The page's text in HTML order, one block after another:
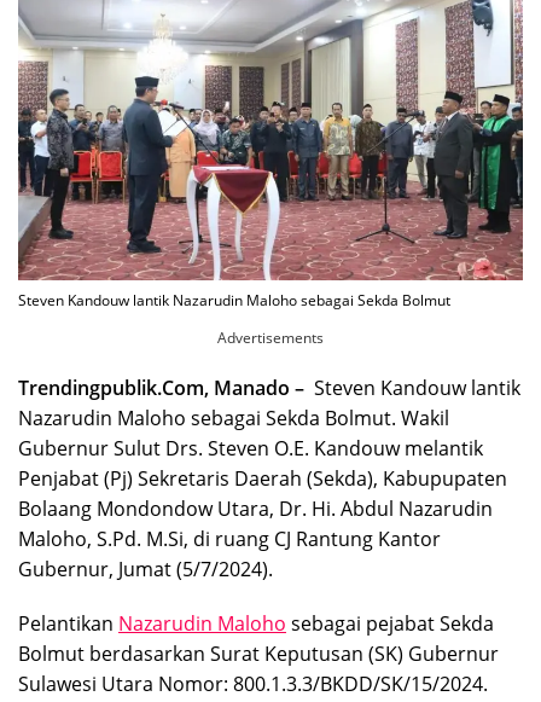
Steven Kandouw lantik Nazarudin Maloho sebagai Sekda Bolmut
Advertisements
Trendingpublik.Com, Manado – Steven Kandouw lantik
Nazarudin Maloho sebagai Sekda Bolmut. Wakil
Gubernur Sulut Drs. Steven O.E. Kandouw melantik
Penjabat (Pj) Sekretaris Daerah (Sekda), Kabupupaten
Bolaang Mondondow Utara, Dr. Hi. Abdul Nazarudin
Maloho, S.Pd. M.Si, di ruang CJ Rantung Kantor
Gubernur, Jumat (5/7/2024).
Pelantikan Nazarudin Maloho sebagai pejabat Sekda
Bolmut berdasarkan Surat Keputusan (SK) Gubernur
Sulawesi Utara Nomor: 800.1.3.3/BKDD/SK/15/2024.